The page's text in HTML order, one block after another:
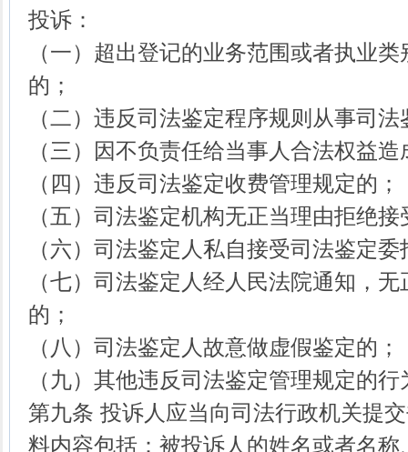
投诉：
（一）超出登记的业务范围或者执业
的；
（二）违反司法鉴定程序规则从事司
（三）因不负责任给当事人合法权益
（四）违反司法鉴定收费管理规定的；
（五）司法鉴定机构无正当理由拒绝
（六）司法鉴定人私自接受司法鉴定委
（七）司法鉴定人经人民法院通知，
的；
（八）司法鉴定人故意做虚假鉴定的；
（九）其他违反司法鉴定管理规定的行
第九条 投诉人应当向司法行政机关提
料内容包括：被投诉人的姓名或者名